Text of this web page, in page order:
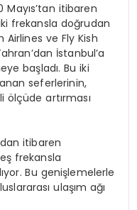
Mayıs’tan itibaren
frekansla doğrudan
Airlines ve Fly Kish
İstanbul’a
başladı. Bu iki
seferlerinin,
artırması
itibaren
frekansla
Bu genişlemelerle
ulaşım ağı